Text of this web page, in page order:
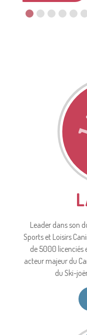
Leader dans son
Sports et Loisirs
de 5000 licenciés
acteur majeur du
du Ski-